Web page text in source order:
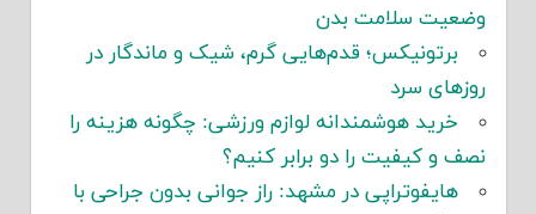
وضعیت سلامت بدن
برتونیکس؛ قدم‌هایی گرم، شیک و ماندگار در
روزهای سرد
خرید هوشمندانه لوازم ورزشی: چگونه هزینه را
نصف و کیفیت را دو برابر کنیم؟
هایفوتراپی در مشهد: راز جوانی بدون جراحی با